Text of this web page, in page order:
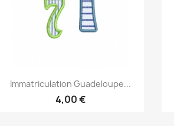
Aperçu rapide
Immatriculation Guadeloupe...
4,00 €